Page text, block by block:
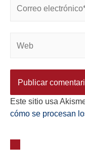
Este sitio usa
cómo se procesan